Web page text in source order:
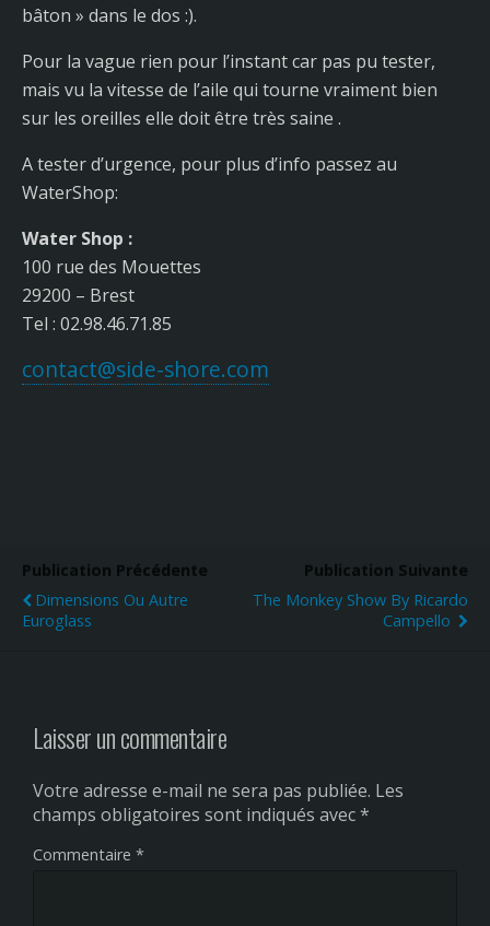
bâton » dans le dos :).
Pour la vague rien pour l’instant car pas pu tester,
mais vu la vitesse de l’aile qui tourne vraiment bien
sur les oreilles elle doit être très saine .
A tester d’urgence, pour plus d’info passez au
WaterShop:
Water Shop :
100 rue des Mouettes
29200 – Brest
Tel : 02.98.46.71.85
contact@side-shore.com
Publication Précédente
Dimensions Ou Autre
Euroglass
Publication Suivante
The Monkey Show By Ricardo
Campello
Laisser un commentaire
Votre adresse e-mail ne sera pas publiée. Les
champs obligatoires sont indiqués avec*
Commentaire *